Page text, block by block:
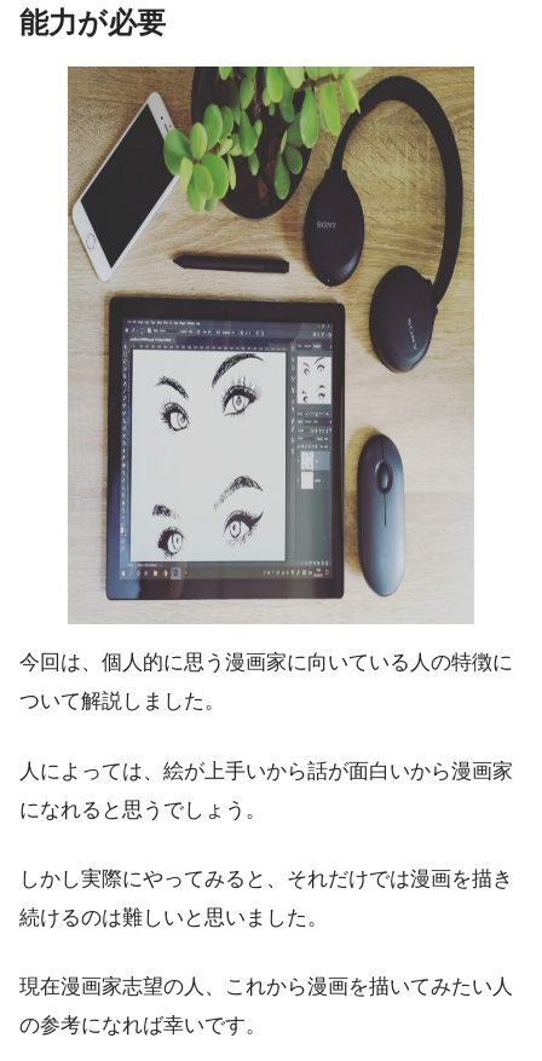
能力が必要
今回は、個人的に思う漫画家に向いている人の特徴に
ついて解説しました。
人によっては、絵が上手いから話が面白いから漫画家
になれると思うでしょう。
しかし実際にやってみると、それだけでは漫画を描き
続けるのは難しいと思いました。
現在漫画家志望の人、これから漫画を描いてみたい人
の参考になれば幸いです。